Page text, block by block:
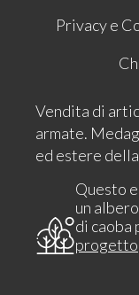
Privacy e
Vendita di
armate.
ed estere
Questo
un albero
di caoba
progetto